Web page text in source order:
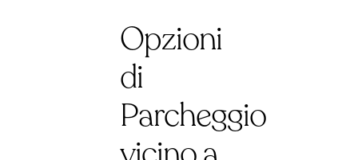
Opzioni
di
Parcheggio